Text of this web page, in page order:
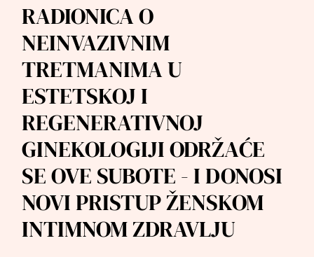
RADIONICA O
NEINVAZIVNIM
TRETMANIMA U
ESTETSKOJ I
REGENERATIVNOJ
GINEKOLOGIJI ODRŽAĆE
SE OVE SUBOTE - I DONOSI
NOVI PRISTUP ŽENSKOM
INTIMNOM ZDRAVLJU